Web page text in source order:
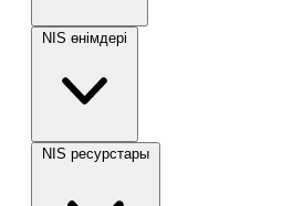
NIS өнімдері
NIS ресурстары